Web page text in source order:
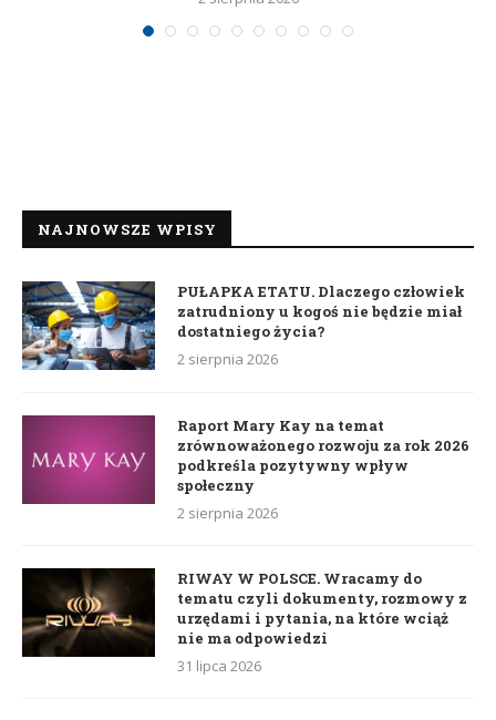
NAJNOWSZE WPISY
PUŁAPKA ETATU. Dlaczego człowiek
zatrudniony u kogoś nie będzie miał
dostatniego życia?
2 sierpnia 2026
Raport Mary Kay na temat
zrównoważonego rozwoju za rok 2026
podkreśla pozytywny wpływ
społeczny
2 sierpnia 2026
RIWAY W POLSCE. Wracamy do
tematu czyli dokumenty, rozmowy z
urzędami i pytania, na które wciąż
nie ma odpowiedzi
31 lipca 2026